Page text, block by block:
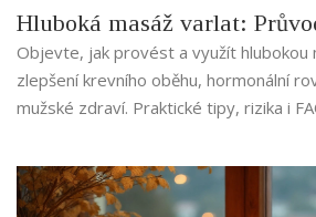
Hluboká masáž varlat:
Objevte, jak provést a využít hlubokou
zlepšení krevního oběhu, hormonální
mužské zdraví. Praktické tipy, rizika i